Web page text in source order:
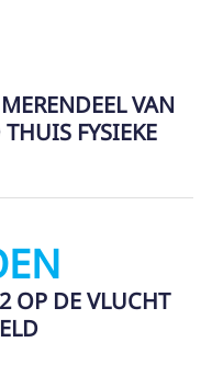
VAN
FYSIEKE
OP DE VLUCHT